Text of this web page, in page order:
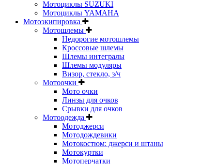
Мотоциклы SUZUKI
Мотоциклы YAMAHA
Мотоэкипировка
Мотошлемы
Недорогие мотошлемы
Кроссовые шлемы
Шлемы интегралы
Шлемы модуляры
Визор, стекло, з/ч
Мотоочки
Мото очки
Линзы для очков
Срывки для очков
Мотоодежда
Мотоджерси
Мотодождевики
Мотокостюм: джерси и штаны
Мотокуртки
Мотоперчатки